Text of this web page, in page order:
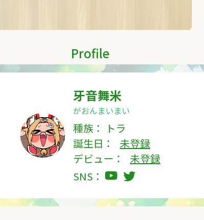
Profile
牙音舞米
がおんまいまい
種族：
トラ
誕生日：
未登録
デビュー：
未登録
SNS：